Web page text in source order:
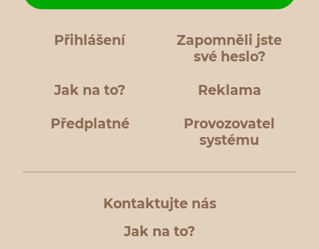
Přihlášení
Zapomněli jste
své heslo?
Jak na to? Reklama
Předplatné
Provozovatel
systému
Kontaktujte nás
Jak na to?